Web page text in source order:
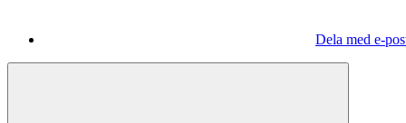
Dela med e-